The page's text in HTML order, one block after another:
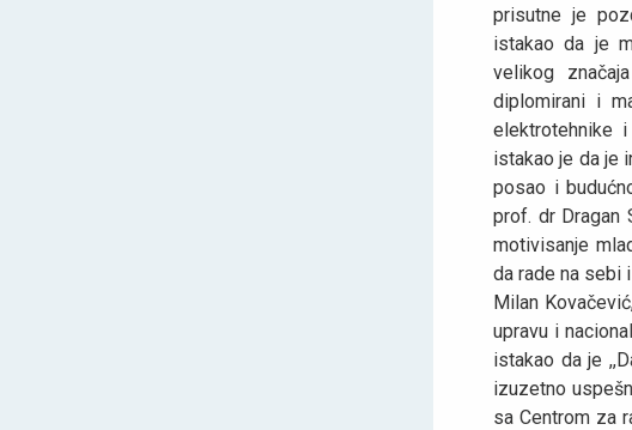
prisutne je
istakao da je
velikog
diplomirani i
elektrotehnike
istakao je da je
posao i
prof. dr Dragan
motivisanje
da rade na sebi
Milan
upravu i
istakao da je
izuzetno
sa Centrom za